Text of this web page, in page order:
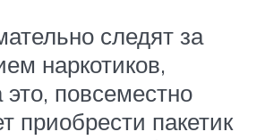
следят за
наркотиков,
повсеместно
приобрести пакетик